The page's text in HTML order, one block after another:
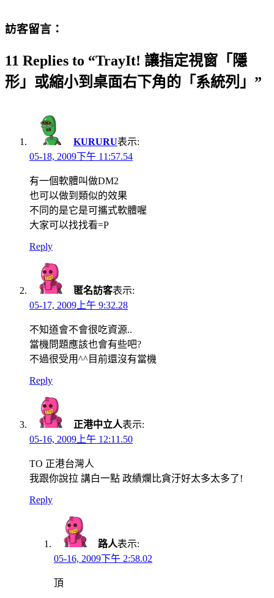
訪客留言：
11 Replies to “TrayIt! 讓指定視窗「隱
形」或縮小到桌面右下角的「系統列」”
KURURU表示:
05-18, 2009下午 11:57.54
有一個軟體叫做DM2
也可以做到類似的效果
不同的是它是可攜式軟體喔
大家可以找找看=P
Reply
匿名訪客表示:
05-17, 2009上午 9:32.28
不知道會不會很吃資源..
當機問題應該也會有些吧?
不過很受用^^目前還沒有當機
Reply
正港中立人表示:
05-16, 2009上午 12:11.50
TO 正港台灣人
我跟你說拉 講白一點 政績爛比貪汙好太多太多了!
Reply
路人表示:
05-16, 2009下午 2:58.02
頂